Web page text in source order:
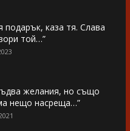
подарък, каза тя. Слава
той…”
желания, но също
нещо насреща…”